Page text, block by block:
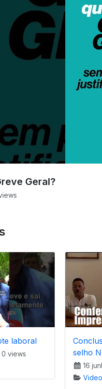
Geral?
laboral
0 views
selho
16